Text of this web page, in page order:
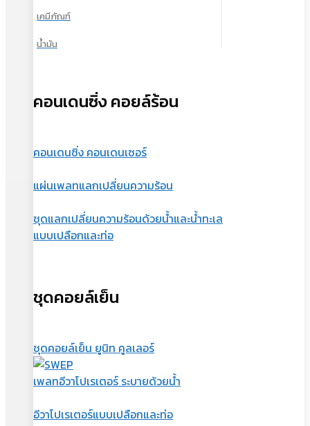
เคมีภัณฑ์
น้ำมัน
คอนเดนซิ่ง คอยล์ร้อน
คอนเดนซิ่ง คอนเดนเซอร์
แผ่นเพลทแลกเปลี่ยนความร้อน
ชุดแลกเปลี่ยนความร้อนด้วยน้ำและน้ำทะเล
แบบเปลือกและท่อ
ชุดคอยล์เย็น
ชุดคอยล์เย็น ยูนิท คูลเลอร์
เพลทอีวาโปเรเตอร์ ระบายด้วยน้ำ
อีวาโปเรเตอร์แบบเปลือกและท่อ